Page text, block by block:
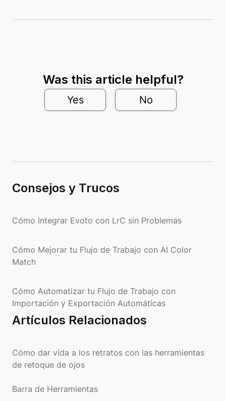
Was this article helpful?
Yes No
Consejos y Trucos
Cómo Integrar Evoto con LrC sin Problemas
Cómo Mejorar tu Flujo de Trabajo con AI Color
Match
Cómo Automatizar tu Flujo de Trabajo con
Importación y Exportación Automáticas
Artículos Relacionados
Cómo dar vida a los retratos con las herramientas
de retoque de ojos
Barra de Herramientas